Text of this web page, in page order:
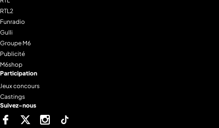
RTL2
Funradio
Gulli
Groupe M6
Publicité
M6shop
Participation
Jeux concours
Castings
Suivez-nous
FacebookTwitter Instagram